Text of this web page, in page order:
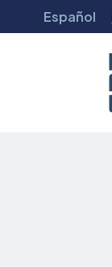
Español